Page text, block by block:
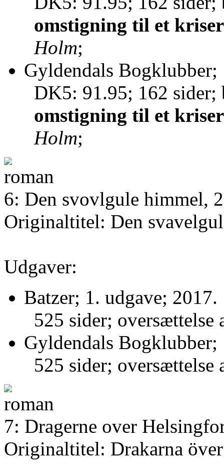
omstigning til et
Holm;
Gyldendals
DK5: 91.95; 162
omstigning til et
Holm;
6: Den svovlgule himmel,
Originaltitel: Den
Udgaver:
Batzer; 1. udgave; 2017.
525 sider;
Gyldendals
525 sider; oversættelse
7: Dragerne over
Originaltitel: Drakarna